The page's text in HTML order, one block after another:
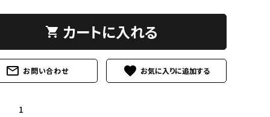
shopping_cart カートに入れる
mail_outline お問い合わせ favorite
1